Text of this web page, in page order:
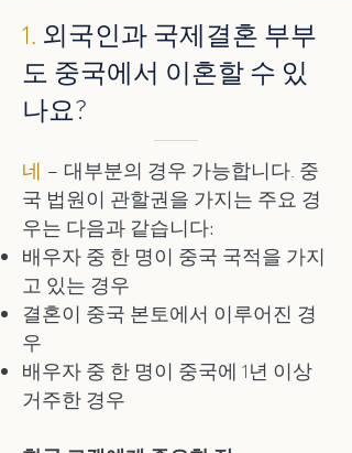
1. 외국인과 국제결혼 부부
도 중국에서 이혼할 수 있
나요?
네 – 대부분의 경우 가능합니다. 중
국 법원이 관할권을 가지는 주요 경
우는 다음과 같습니다:
배우자 중 한 명이 중국 국적을 가지
고 있는 경우
결혼이 중국 본토에서 이루어진 경
우
배우자 중 한 명이 중국에 1년 이상
거주한 경우